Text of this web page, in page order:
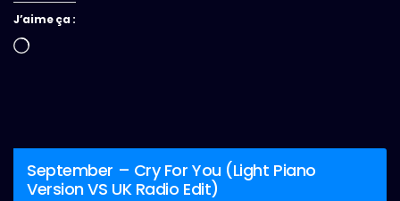
J’aime ça :
Chargement…
September – Cry For You (Light Piano
Version VS UK Radio Edit)